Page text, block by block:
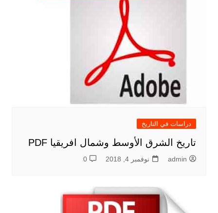
دراسات في التاريخ
تاريخ الشرق الأوسط وشمال افريقيا PDF
admin نوفمبر 4, 2018 0